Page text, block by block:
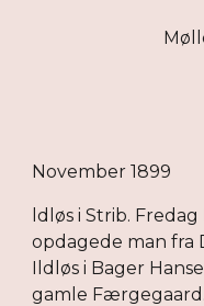
den
November 1899
ldløs i Strib.
opdagede man
Ildløs i Bager
gamle